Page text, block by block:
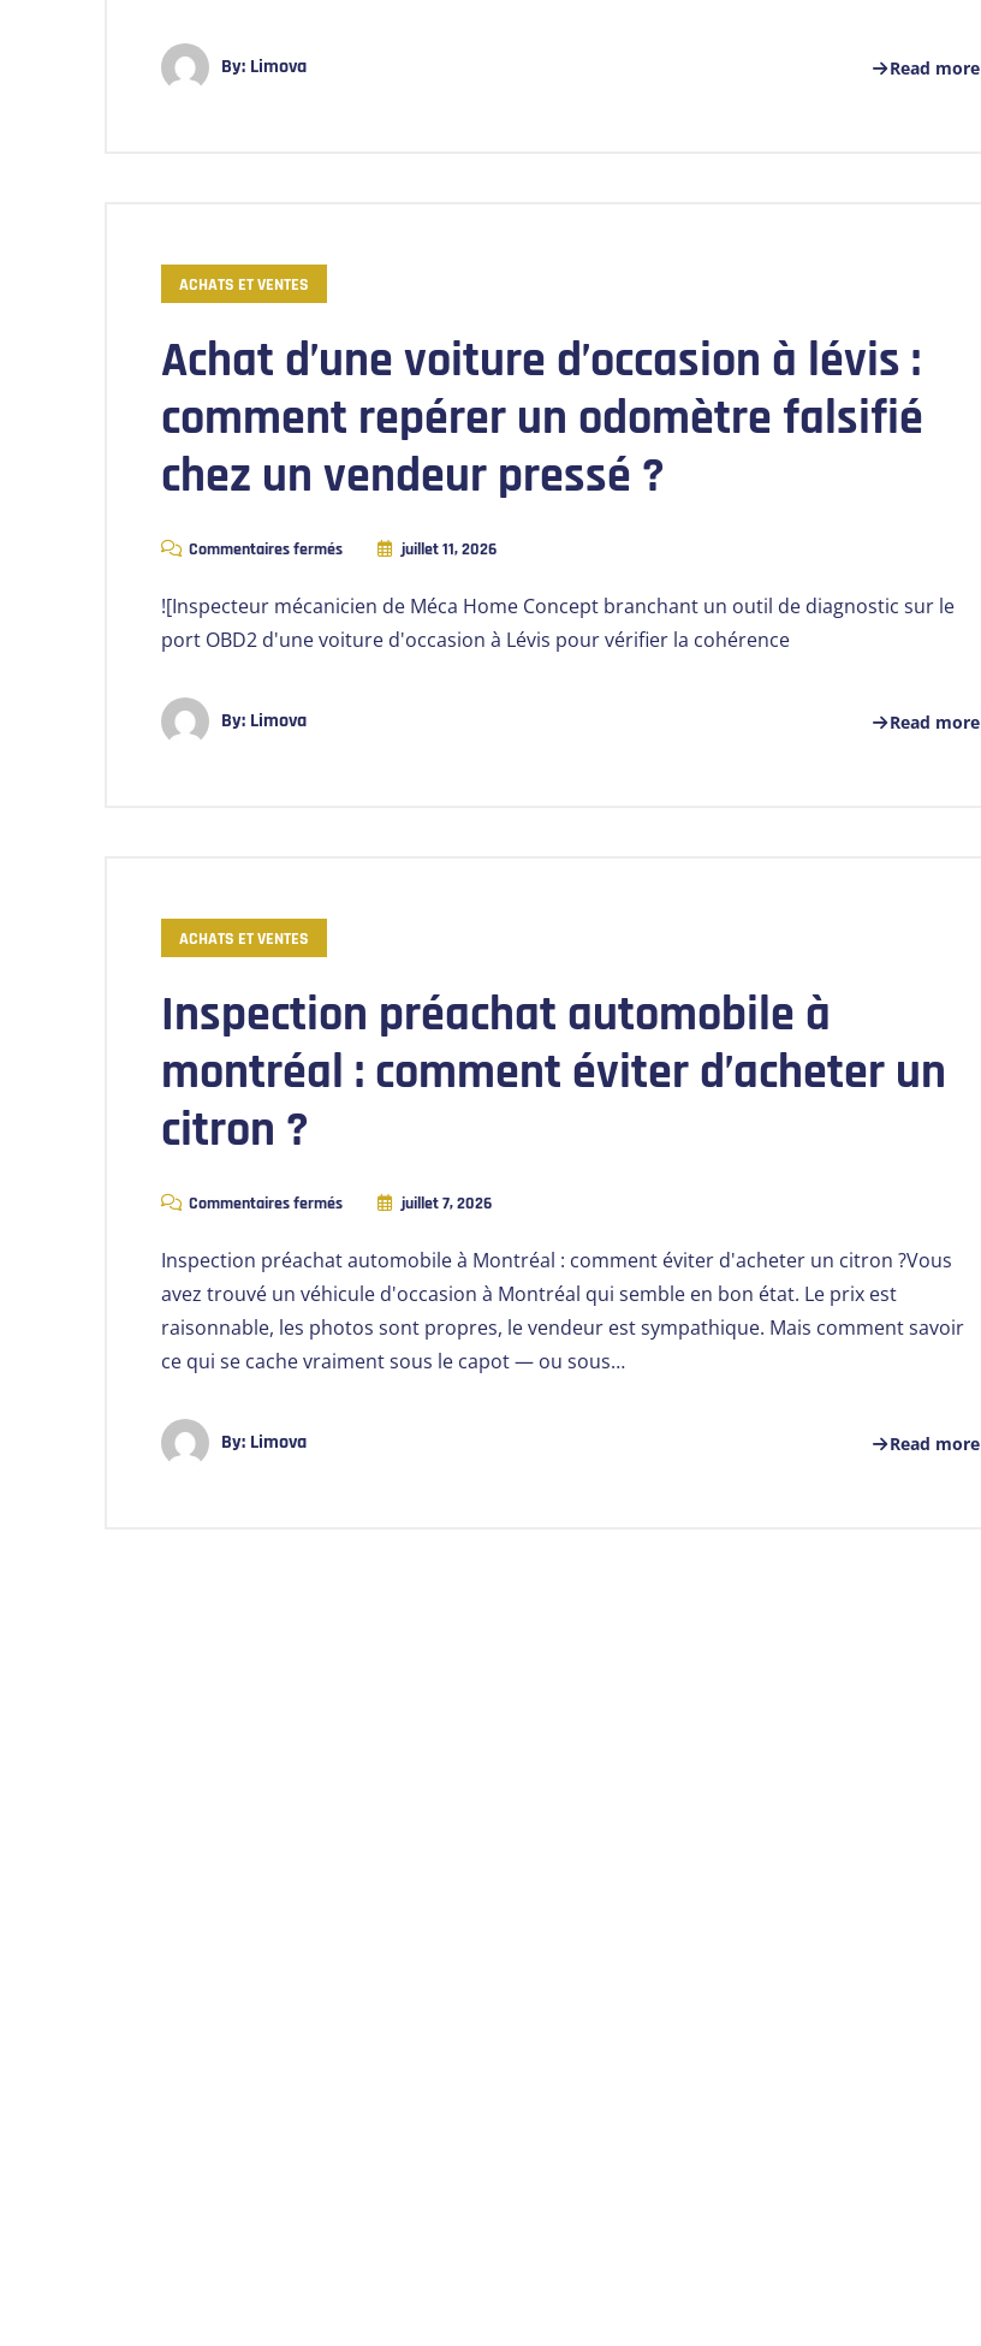
By: Limova Read more
ACHATS ET VENTES
Achat d’une voiture d’occasion à lévis :
comment repérer un odomètre falsifié
chez un vendeur pressé ?
Commentaires fermés juillet 11, 2026
![Inspecteur mécanicien de Méca Home Concept branchant un outil de diagnostic sur le
port OBD2 d'une voiture d'occasion à Lévis pour vérifier la cohérence
By: Limova Read more
ACHATS ET VENTES
Inspection préachat automobile à
montréal : comment éviter d’acheter un
citron ?
Commentaires fermés juillet 7, 2026
Inspection préachat automobile à Montréal : comment éviter d'acheter un citron ?Vous
avez trouvé un véhicule d'occasion à Montréal qui semble en bon état. Le prix est
raisonnable, les photos sont propres, le vendeur est sympathique. Mais comment savoir
ce qui se cache vraiment sous le capot — ou sous…
By: Limova Read more